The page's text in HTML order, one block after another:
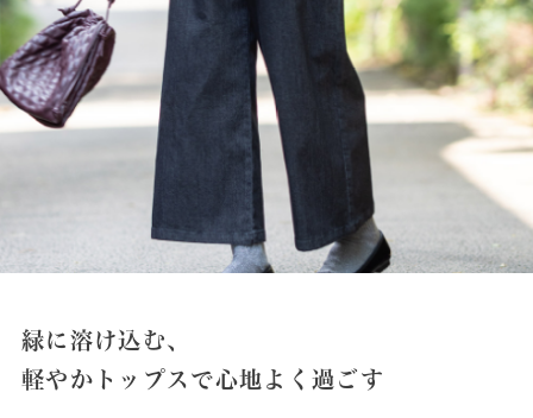
緑に溶け込む、
軽やかトップスで心地よく過ごす